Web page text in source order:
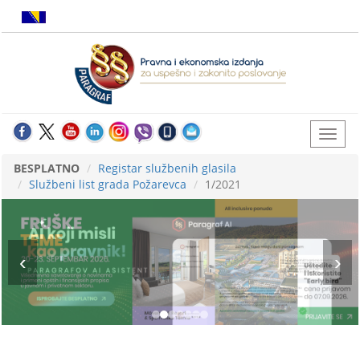
BESPLATNO
Registar službenih glasila
Službeni list grada Požarevca
1/2021